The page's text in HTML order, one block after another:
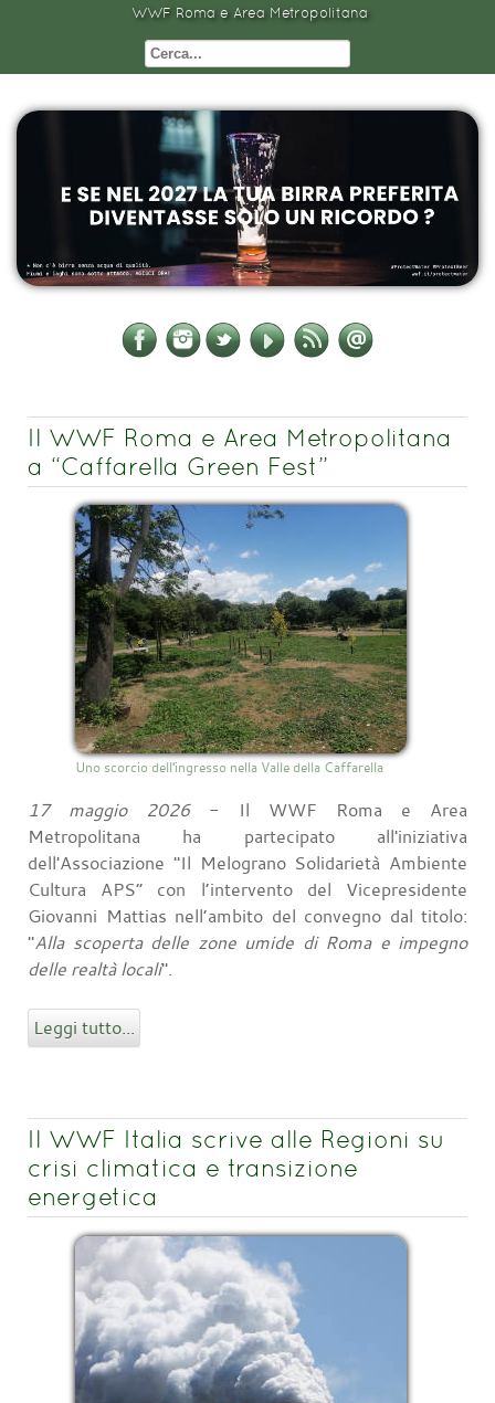
WWF Roma e Area Metropolitana
Il WWF Roma e Area Metropolitana
a “Caffarella Green Fest”
Uno scorcio dell'ingresso nella Valle della Caffarella
17 maggio 2026- Il WWF Roma e Area
Metropolitana ha partecipato all'iniziativa
dell'Associazione "Il Melograno Solidarietà Ambiente
Cultura APS” con l’intervento del Vicepresidente
Giovanni Mattias nell’ambito del convegno dal titolo:
"Alla scoperta delle zone umide di Roma e impegno
delle realtà locali".
Leggi tutto...
Il WWF Italia scrive alle Regioni su
crisi climatica e transizione
energetica